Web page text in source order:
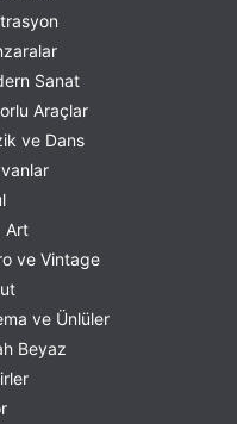
Sanat
Araçlar
ve Dans
Art
ve Vintage
ve Ünlüler
Beyaz